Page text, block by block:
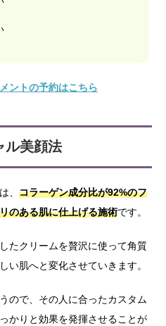
ントの予約はこちら
ル美顔法
、 コラーゲン成分比が92%のフ
のある肌に仕上げる施術です。
たクリームを贅沢に使って角質
い肌へと変化させていきます。
ので、その人に合ったカスタム
かりと効果を発揮させることが